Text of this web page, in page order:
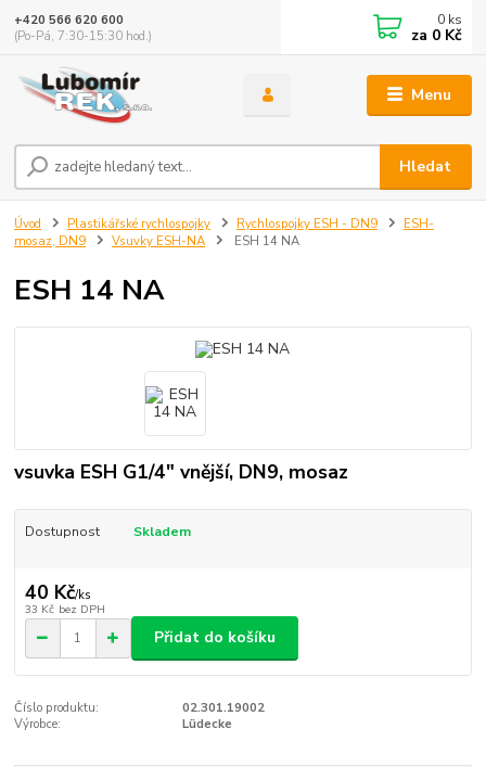
Menu
Hledat
+420 566 620 600
(Po-Pá, 7:30-15:30 hod.)
0 ks
za 0 Kč
Úvod Plastikářské rychlospojky Rychlospojky ESH - DN9
ESH-
mosaz, DN9
Vsuvky ESH-NA ESH 14 NA
ESH 14 NA
vsuvka ESH G1/4" vnější, DN9, mosaz
Dostupnost Skladem
40 Kč/ks
33 Kč bez DPH
Přidat do košíku
Číslo produktu:
02.301.19002
Výrobce:
Lüdecke